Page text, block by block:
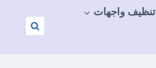
تنظيف واجهات